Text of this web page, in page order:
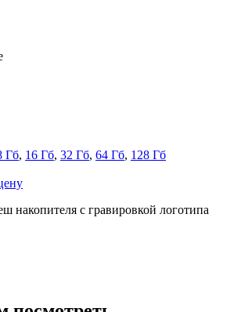
Гб, 16 Гб, 32 Гб, 64 Гб, 128 Гб
накопителя с гравировкой логотипа